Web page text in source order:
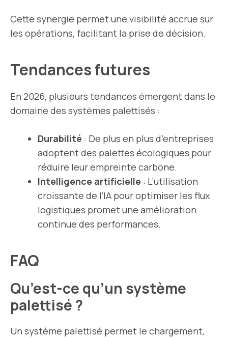
Cette synergie permet une visibilité accrue sur
les opérations, facilitant la prise de décision.
Tendances futures
En 2026, plusieurs tendances émergent dans le
domaine des systèmes palettisés :
Durabilité : De plus en plus d’entreprises
adoptent des palettes écologiques pour
réduire leur empreinte carbone.
Intelligence artificielle : L’utilisation
croissante de l’IA pour optimiser les flux
logistiques promet une amélioration
continue des performances.
FAQ
Qu’est-ce qu’un système
palettisé ?
Un système palettisé permet le chargement,